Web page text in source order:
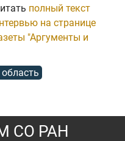
полный текст
на странице
"Аргументы и
СО РАН